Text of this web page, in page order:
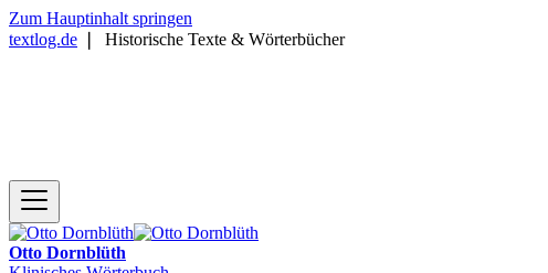
Zum Hauptinhalt springen
textlog.de
Historische Texte & Wörterbücher
Otto Dornblüth